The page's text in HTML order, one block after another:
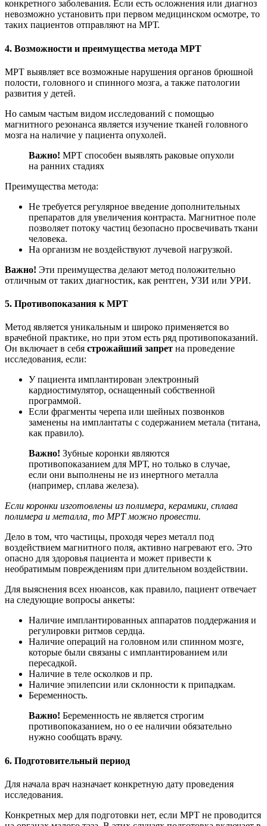
конкретного заболевания. Если есть осложнения или диагноз
невозможно установить при первом медицинском осмотре, то
таких пациентов отправляют на МРТ.
4. Возможности и преимущества метода МРТ
МРТ выявляет все возможные нарушения органов брюшной
полости, головного и спинного мозга, а также патологии
развития у детей.
Но самым частым видом исследований с помощью
магнитного резонанса является изучение тканей головного
мозга на наличие у пациента опухолей.
Важно! МРТ способен выявлять раковые опухоли
на ранних стадиях
Преимущества метода:
Не требуется регулярное введение дополнительных
препаратов для увеличения контраста. Магнитное поле
позволяет потоку частиц безопасно просвечивать ткани
человека.
На организм не воздействуют лучевой нагрузкой.
Важно! Эти преимущества делают метод положительно
отличным от таких диагностик, как рентген, УЗИ или УРИ.
5. Противопоказания к МРТ
Метод является уникальным и широко применяется во
врачебной практике, но при этом есть ряд противопоказаний.
Он включает в себя строжайший запрет на проведение
исследования, если:
У пациента имплантирован электронный
кардиостимулятор, оснащенный собственной
программой.
Если фрагменты черепа или шейных позвонков
заменены на имплантаты с содержанием метала (титана,
как правило).
Важно! Зубные коронки являются
противопоказанием для МРТ, но только в случае,
если они выполнены не из инертного металла
(например, сплава железа).
Если коронки изготовлены из полимера, керамики, сплава
полимера и металла, то МРТ можно провести.
Дело в том, что частицы, проходя через металл под
воздействием магнитного поля, активно нагревают его. Это
опасно для здоровья пациента и может привести к
необратимым повреждениям при длительном воздействии.
Для выяснения всех нюансов, как правило, пациент отвечает
на следующие вопросы анкеты:
Наличие имплантированных аппаратов поддержания и
регулировки ритмов сердца.
Наличие операций на головном или спинном мозге,
которые были связаны с имплантированием или
пересадкой.
Наличие в теле осколков и пр.
Наличие эпилепсии или склонности к припадкам.
Беременность.
Важно! Беременность не является строгим
противопоказанием, но о ее наличии обязательно
нужно сообщать врачу.
6. Подготовительный период
Для начала врач назначает конкретную дату проведения
исследования.
Конкретных мер для подготовки нет, если МРТ не проводится